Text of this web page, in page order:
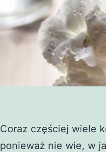
Coraz częściej wiele
ponieważ nie wie, w